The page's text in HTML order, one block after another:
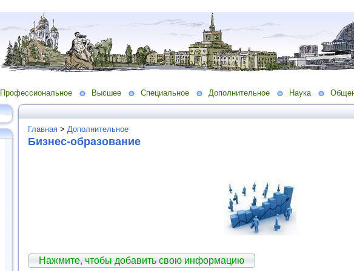
Профессиональное Высшее Специальное Дополнительное Наука
Главная > Дополнительное
Бизнес-образование
Нажмите, чтобы добавить свою информацию